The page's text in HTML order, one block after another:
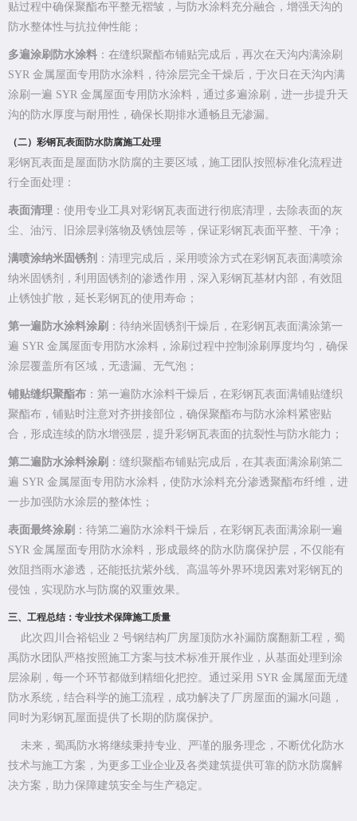
贴过程中确保聚酯布平整无褶皱，与防水涂料充分融合，增强天沟的
防水整体性与抗拉伸性能；
多遍涂刷防水涂料 ：在缝织聚酯布铺贴完成后，再次在天沟内满涂刷
SYR 金属屋面专用防水涂料，待涂层完全干燥后，于次日在天沟内满
涂刷一遍 SYR 金属屋面专用防水涂料，通过多遍涂刷，进一步提升天
沟的防水厚度与耐用性，确保长期排水通畅且无渗漏。
（二）彩钢瓦表面防水防腐施工处理
彩钢瓦表面是屋面防水防腐的主要区域，施工团队按照标准化流程进
行全面处理：
表面清理 ：使用专业工具对彩钢瓦表面进行彻底清理，去除表面的灰
尘、油污、旧涂层剥落物及锈蚀层等，保证彩钢瓦表面平整、干净；
满喷涂纳米固锈剂 ：清理完成后，采用喷涂方式在彩钢瓦表面满喷涂
纳米固锈剂，利用固锈剂的渗透作用，深入彩钢瓦基材内部，有效阻
止锈蚀扩散，延长彩钢瓦的使用寿命；
第一遍防水涂料涂刷 ：待纳米固锈剂干燥后，在彩钢瓦表面满涂第一
遍 SYR 金属屋面专用防水涂料，涂刷过程中控制涂刷厚度均匀，确保
涂层覆盖所有区域，无遗漏、无气泡；
铺贴缝织聚酯布 ：第一遍防水涂料干燥后，在彩钢瓦表面满铺贴缝织
聚酯布，铺贴时注意对齐拼接部位，确保聚酯布与防水涂料紧密贴
合，形成连续的防水增强层，提升彩钢瓦表面的抗裂性与防水能力；
第二遍防水涂料涂刷 ：缝织聚酯布铺贴完成后，在其表面满涂刷第二
遍 SYR 金属屋面专用防水涂料，使防水涂料充分渗透聚酯布纤维，进
一步加强防水涂层的整体性；
表面最终涂刷 ：待第二遍防水涂料干燥后，在彩钢瓦表面满涂刷一遍
SYR 金属屋面专用防水涂料，形成最终的防水防腐保护层，不仅能有
效阻挡雨水渗透，还能抵抗紫外线、高温等外界环境因素对彩钢瓦的
侵蚀，实现防水与防腐的双重效果。
三、工程总结：专业技术保障施工质量
此次四川合裕铝业 2 号钢结构厂房屋顶防水补漏防腐翻新工程，蜀
禹防水团队严格按照施工方案与技术标准开展作业，从基面处理到涂
层涂刷，每一个环节都做到精细化把控。通过采用 SYR 金属屋面无缝
防水系统，结合科学的施工流程，成功解决了厂房屋面的漏水问题，
同时为彩钢瓦屋面提供了长期的防腐保护。
未来，蜀禹防水将继续秉持专业、严谨的服务理念，不断优化防水
技术与施工方案，为更多工业企业及各类建筑提供可靠的防水防腐解
决方案，助力保障建筑安全与生产稳定。